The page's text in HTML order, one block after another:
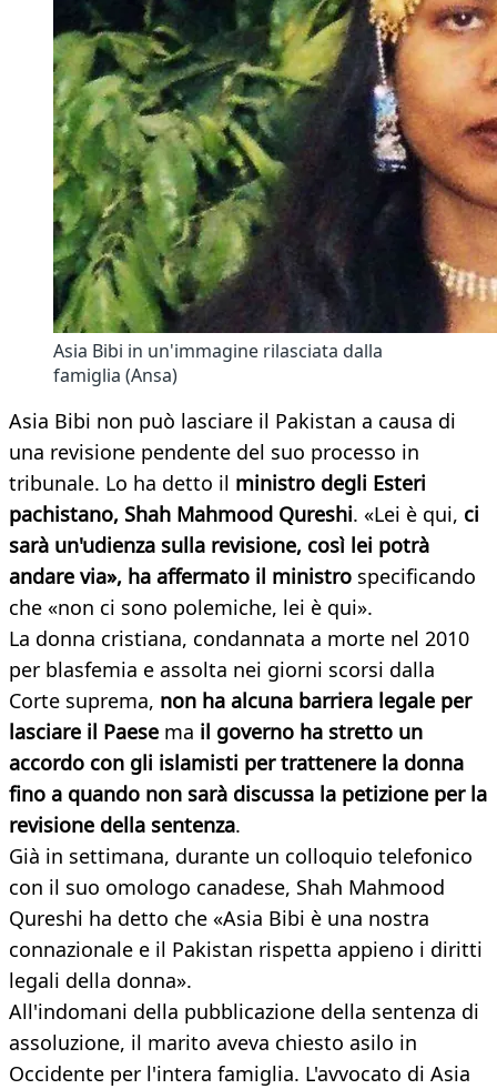
Asia Bibi in un'immagine rilasciata dalla
famiglia (Ansa)
Asia Bibi non può lasciare il Pakistan a causa di
una revisione pendente del suo processo in
tribunale. Lo ha detto il ministro degli Esteri
pachistano, Shah Mahmood Qureshi. «Lei è qui, ci
sarà un'udienza sulla revisione, così lei potrà
andare via», ha affermato il ministro specificando
che «non ci sono polemiche, lei è qui».
La donna cristiana, condannata a morte nel 2010
per blasfemia e assolta nei giorni scorsi dalla
Corte suprema, non ha alcuna barriera legale per
lasciare il Paese ma il governo ha stretto un
accordo con gli islamisti per trattenere la donna
fino a quando non sarà discussa la petizione per la
revisione della sentenza.
Già in settimana, durante un colloquio telefonico
con il suo omologo canadese, Shah Mahmood
Qureshi ha detto che «Asia Bibi è una nostra
connazionale e il Pakistan rispetta appieno i diritti
legali della donna».
All'indomani della pubblicazione della sentenza di
assoluzione, il marito aveva chiesto asilo in
Occidente per l'intera famiglia. L'avvocato di Asia